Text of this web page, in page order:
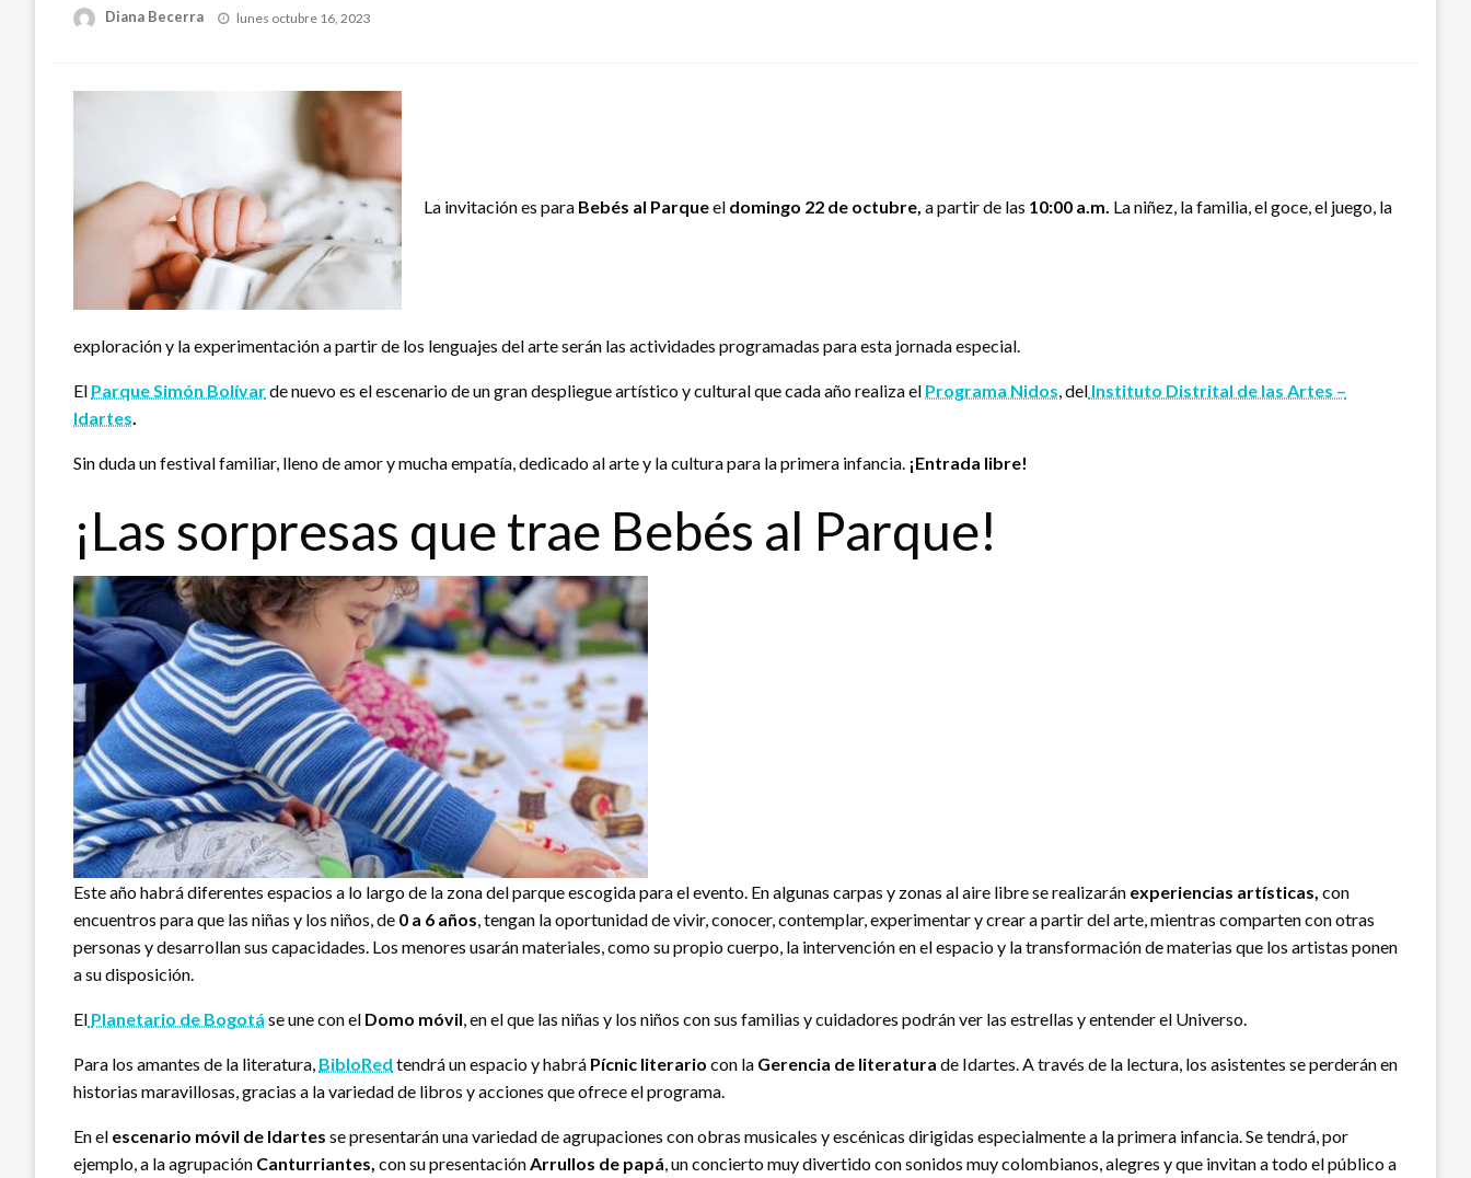
Diana Becerra
Publicado
lunes octubre 16, 2023
La invitación es para Bebés al Parqueel domingo 22 de octubre, a partir de las 10:00 a.m. La niñez, la familia, el goce, el juego, la
exploración y la experimentación a partir de los lenguajes del arte serán las actividades programadas para esta jornada especial.
El Parque Simón Bolívarde nuevo es el escenario de un gran despliegue artístico y cultural que cada año realiza el Programa Nidos, del Instituto Distrital de las Artes –
Idartes.
Sin duda un festival familiar, lleno de amor y mucha empatía, dedicado al arte y la cultura para la primera infancia. ¡Entrada libre!
¡Las sorpresas que trae Bebés al Parque!
Este año habrá diferentes espacios a lo largo de la zona del parque escogida para el evento. En algunas carpas y zonas al aire libre se realizarán experiencias artísticas, con
encuentros para que las niñas y los niños, de 0 a 6 años, tengan la oportunidad de vivir, conocer, contemplar, experimentar y crear a partir del arte, mientras comparten con otras
personas y desarrollan sus capacidades. Los menores usarán materiales, como su propio cuerpo, la intervención en el espacio y la transformación de materias que los artistas ponen
a su disposición.
El Planetario de Bogotá se une con el Domo móvil, en el que las niñas y los niños con sus familias y cuidadores podrán ver las estrellas y entender el Universo.
Para los amantes de la literatura, BibloRed tendrá un espacio y habrá Pícnic literario con la Gerencia de literatura de Idartes. A través de la lectura, los asistentes se perderán en
historias maravillosas, gracias a la variedad de libros y acciones que ofrece el programa.
En el escenario móvil de Idartes se presentarán una variedad de agrupaciones con obras musicales y escénicas dirigidas especialmente a la primera infancia. Se tendrá, por
ejemplo, a la agrupación Canturriantes, con su presentaciónArrullos de papá, un concierto muy divertido con sonidos muy colombianos, alegres y que invitan a todo el público a